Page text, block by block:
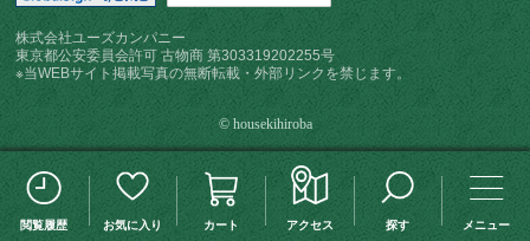
株式会社ユーズカンパニー
東京都公安委員会許可 古物商 第303319202255号
※当WEBサイト掲載写真の無断転載・外部リンクを禁じます。
© housekihiroba
閲覧履歴 お気に入り カート アクセス 探す メニュー
この検索条件を保存する 検索条件変更